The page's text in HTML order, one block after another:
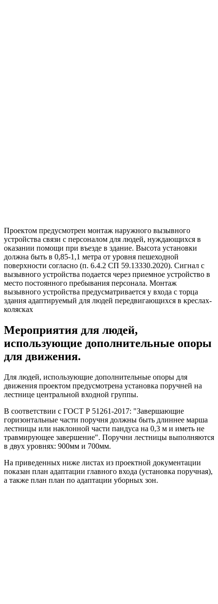
Проектом предусмотрен монтаж наружного вызывного
устройства связи с персоналом для людей, нуждающихся в
оказании помощи при въезде в здание. Высота установки
должна быть в 0,85-1,1 метра от уровня пешеходной
поверхности согласно (п. 6.4.2 СП 59.13330.2020). Сигнал с
вызывного устройства подается через приемное устройство в
место постоянного пребывания персонала. Монтаж
вызывного устройства предусматривается у входа с торца
здания адаптируемый для людей передвигающихся в креслах-
колясках
Мероприятия для людей,
использующие дополнительные опоры
для движения.
Для людей, использующие дополнительные опоры для
движения проектом предусмотрена установка поручней на
лестнице центральной входной группы.
В соответствии с ГОСТ Р 51261-2017: "Завершающие
горизонтальные части поручня должны быть длиннее марша
лестницы или наклонной части пандуса на 0,3 м и иметь не
травмирующее завершение". Поручни лестницы выполняются
в двух уровнях: 900мм и 700мм.
На приведенных ниже листах из проектной документации
показан план адаптации главного входа (установка поручная),
а также план план по адаптации уборных зон.